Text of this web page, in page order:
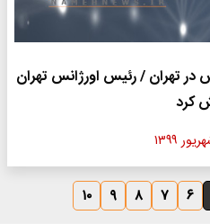
در تهران / رئیس اورژانس تهران
کرد
۶ ۷ ۸ ۹ ۱۰